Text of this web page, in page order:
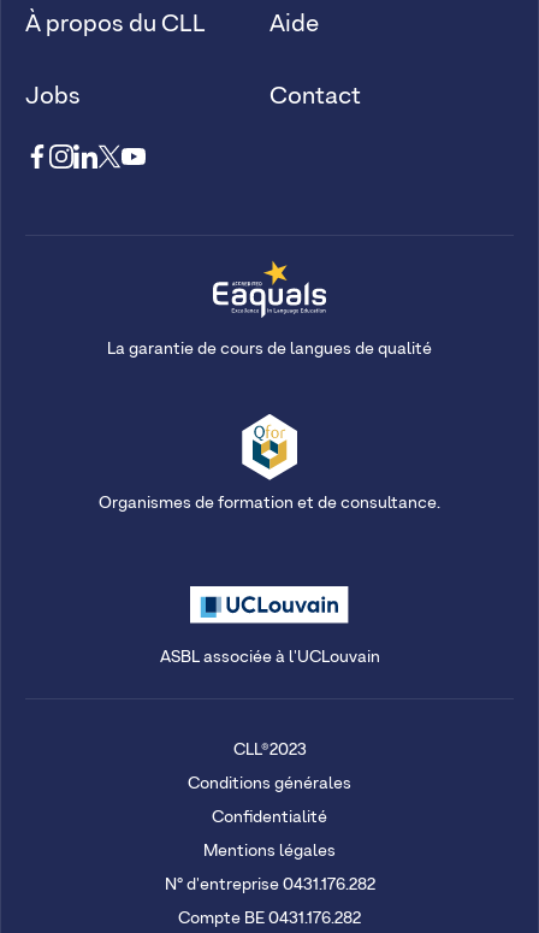
À propos du CLL
Jobs
Aide
Contact
La garantie de cours de langues de qualité
Organismes de formation et de consultance.
ASBL associée à l'UCLouvain
CLL®2023
Conditions générales
Confidentialité
Mentions légales
N° d'entreprise 0431.176.282
Compte BE 0431.176.282